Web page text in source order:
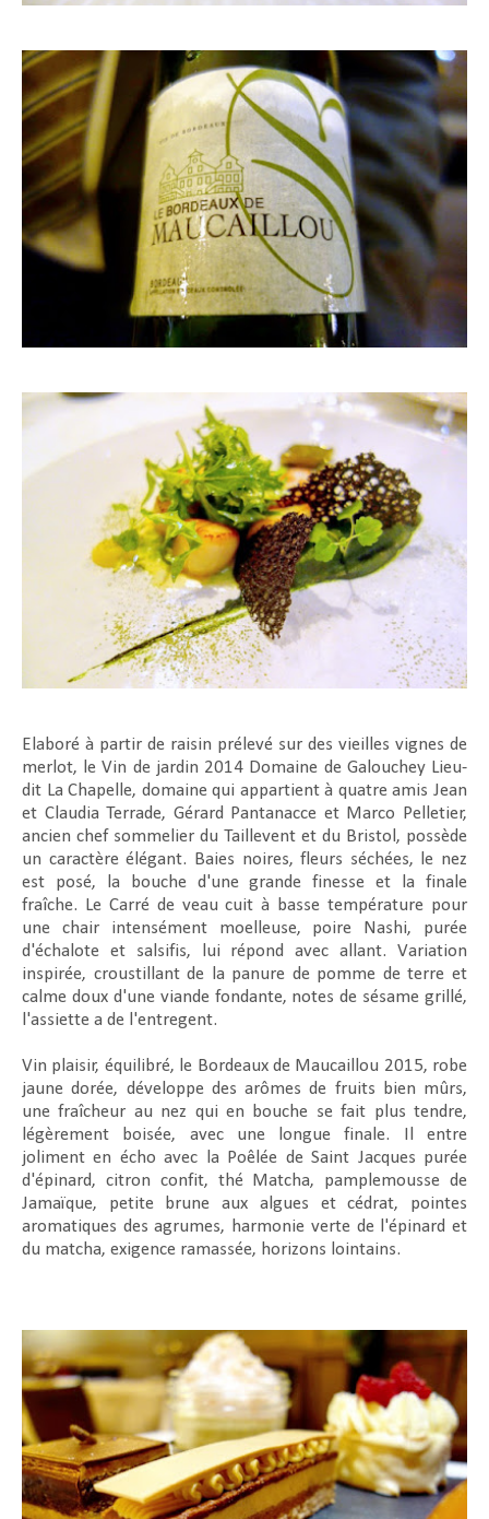
Elaboré à partir de raisin prélevé sur des vieilles vignes de
merlot, le Vin de jardin 2014 Domaine de Galouchey Lieu-
dit La Chapelle, domaine qui appartient à quatre amis Jean
et Claudia Terrade, Gérard Pantanacce et Marco Pelletier,
ancien chef sommelier du Taillevent et du Bristol, possède
un caractère élégant. Baies noires, fleurs séchées, le nez
est posé, la bouche d'une grande finesse et la finale
fraîche. Le Carré de veau cuit à basse température pour
une chair intensément moelleuse, poire Nashi, purée
d'échalote et salsifis, lui répond avec allant. Variation
inspirée, croustillant de la panure de pomme de terre et
calme doux d'une viande fondante, notes de sésame grillé,
l'assiette a de l'entregent.
Vin plaisir, équilibré, le Bordeaux de Maucaillou 2015, robe
jaune dorée, développe des arômes de fruits bien mûrs,
une fraîcheur au nez qui en bouche se fait plus tendre,
légèrement boisée, avec une longue finale. Il entre
joliment en écho avec la Poêlée de Saint Jacques purée
d'épinard, citron confit, thé Matcha, pamplemousse de
Jamaïque, petite brune aux algues et cédrat, pointes
aromatiques des agrumes, harmonie verte de l'épinard et
du matcha, exigence ramassée, horizons lointains.